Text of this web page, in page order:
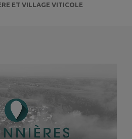
ET VILLAGE VITICOLE